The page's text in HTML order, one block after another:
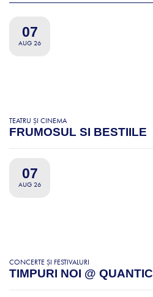
07
AUG 26
TEATRU ȘI CINEMA
FRUMOSUL SI BESTIILE
07
AUG 26
CONCERTE ȘI FESTIVALURI
TIMPURI NOI @ QUANTIC